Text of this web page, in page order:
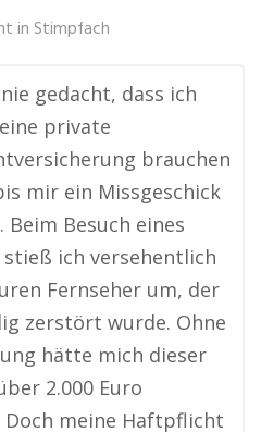
in Stimpfach
gedacht, dass ich
private
brauchen
mir ein Missgeschick
Beim Besuch eines
stieß ich versehentlich
Fernseher um, der
zerstört wurde. Ohne
hätte mich dieser
2.000 Euro
Doch meine Haftpflicht